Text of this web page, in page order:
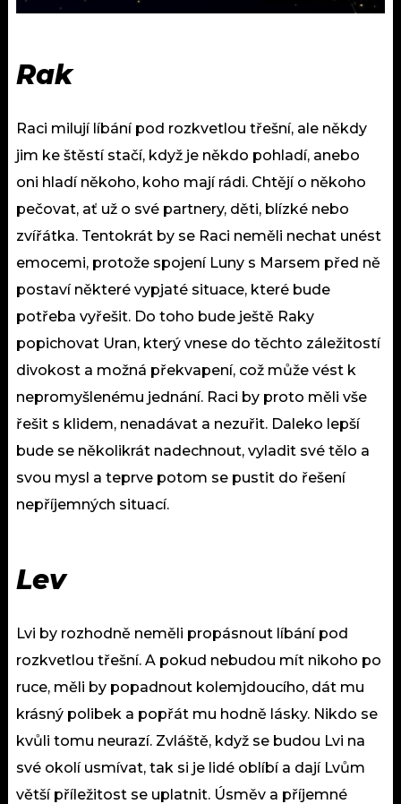
Rak
Raci milují líbání pod rozkvetlou třešní, ale někdy
jim ke štěstí stačí, když je někdo pohladí, anebo
oni hladí někoho, koho mají rádi. Chtějí o někoho
pečovat, ať už o své partnery, děti, blízké nebo
zvířátka. Tentokrát by se Raci neměli nechat unést
emocemi, protože spojení Luny s Marsem před ně
postaví některé vypjaté situace, které bude
potřeba vyřešit. Do toho bude ještě Raky
popichovat Uran, který vnese do těchto záležitostí
divokost a možná překvapení, což může vést k
nepromyšlenému jednání. Raci by proto měli vše
řešit s klidem, nenadávat a nezuřit. Daleko lepší
bude se několikrát nadechnout, vyladit své tělo a
svou mysl a teprve potom se pustit do řešení
nepříjemných situací.
Lev
Lvi by rozhodně neměli propásnout líbání pod
rozkvetlou třešní. A pokud nebudou mít nikoho po
ruce, měli by popadnout kolemjdoucího, dát mu
krásný polibek a popřát mu hodně lásky. Nikdo se
kvůli tomu neurazí. Zvláště, když se budou Lvi na
své okolí usmívat, tak si je lidé oblíbí a dají Lvům
větší příležitost se uplatnit. Úsměv a příjemné